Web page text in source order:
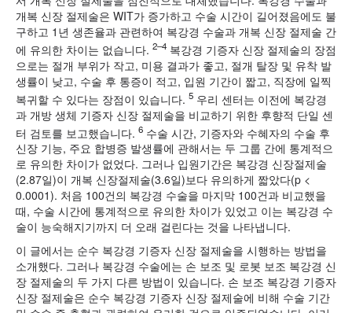
개복 신장 절제술은 WIT가 증가하고 수술 시간이 길어졌음에도 불
구하고 1년 생존율과 관련하여 복강경 수술과 개복 신장 절제술 간
에 유의한 차이는 없습니다. 2–4 복강경 기증자 신장 절제술의 장점
으로는 절개 부위가 작고, 미용 결과가 좋고, 절개 탈장 및 유착 발
생률이 낮고, 수술 후 통증이 적고, 입원 기간이 짧고, 직장에 일찍
복귀할 수 있다는 장점이 있습니다. 5 우리 센터는 이전에 복강경
과 개방 생체 기증자 신장 절제술을 비교하기 위한 후향적 단일 센
터 검토를 보고했습니다. 6 수술 시간, 기증자와 수혜자의 수술 후
신장 기능, 주요 합병증 발생률에 관해서는 두 그룹 간에 통계적으
로 유의한 차이가 없었다. 그러나 입원기간은 복강경 신장절제술
(2.87일)이 개복 신장절제술(3.6일)보다 유의하게 짧았다(p <
0.0001). 처음 100건의 복강경 수술을 마지막 100건과 비교했을
때, 수술 시간에 통계적으로 유의한 차이가 있었고 이는 복강경 수
술이 능숙해지기까지 더 오래 걸린다는 것을 나타냅니다.
이 글에서는 순수 복강경 기증자 신장 절제술을 시행하는 방법을
소개했다. 그러나 복강경 수술에는 손 보조 및 로봇 보조 복강경 신
장 절제술의 두 가지 다른 방법이 있습니다. 손 보조 복강경 기증자
신장 절제술은 순수 복강경 기증자 신장 절제술에 비해 수술 기간